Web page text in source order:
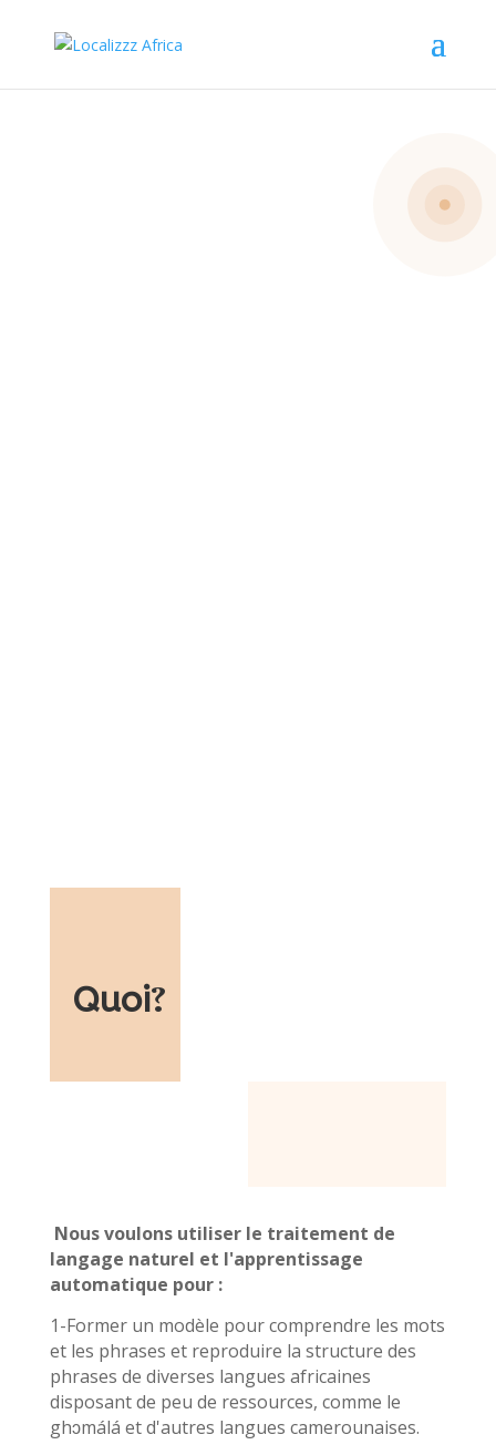
Quoi?
Nous voulons utiliser le traitement de
langage naturel et l'apprentissage
automatique pour :
1-Former un modèle pour comprendre les mots
et les phrases et reproduire la structure des
phrases de diverses langues africaines
disposant de peu de ressources, comme le
ghɔmálá et d'autres langues camerounaises.